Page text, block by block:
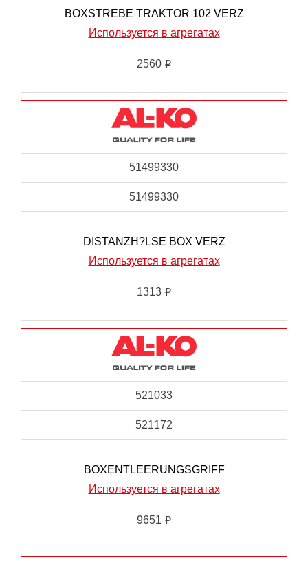
BOXSTREBE TRAKTOR 102 VERZ
Используется в агрегатах
2560 i
51499330
51499330
DISTANZH?LSE BOX VERZ
Используется в агрегатах
1313 i
521033
521172
BOXENTLEERUNGSGRIFF
Используется в агрегатах
9651 i